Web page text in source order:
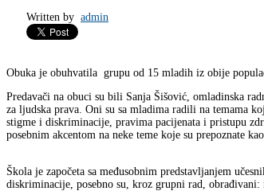
Written by admin
Obuka je obuhvatila grupu od 15 mladih iz obije
Predavači na obuci su bili Sanja Šišović, omladinska
za ljudska prava. Oni su sa mladima radili na temama
stigme i diskriminacije, pravima pacijenata i pristupu
posebnim akcentom na neke teme koje su prepoznate
Škola je započeta sa međusobnim predstavljanjem
diskriminacije, posebno su, kroz grupni rad,